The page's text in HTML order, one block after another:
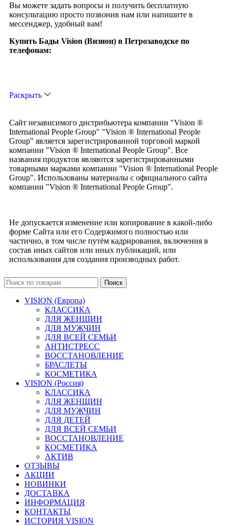
Вы можете задать вопросы и получить бесплатную
консультацию просто позвонив нам или напишите в
мессенджер, удобный вам!
Купить Бады Vision (Визион) в Петрозаводске по
телефонам:
Раскрыть
Сайт независимого дистрибьютера компании "Vision ®
International People Group" "Vision ® International People
Group" является зарегистрированной торговой маркой
компании "Vision ® International People Group". Все
названия продуктов являются зарегистрированными
товарными марками компании "Vision ® International People
Group". Использованы материалы с официального сайта
компании "Vision ® International People Group".
Не допускается изменение или копирование в какой-либо
форме Сайта или его Содержимого полностью или
частично, в том числе путём кадрирования, включения в
состав иных сайтов или иных публикаций, или
использования для создания производных работ.
Поиск
VISION (Европа)
КЛАССИКА
ДЛЯ ЖЕНЩИН
ДЛЯ МУЖЧИН
ДЛЯ ВСЕЙ СЕМЬИ
АНТИСТРЕСС
ВОССТАНОВЛЕНИЕ
БРАСЛЕТЫ
КОСМЕТИКА
VISION (Россия)
КЛАССИКА
ДЛЯ ЖЕНЩИН
ДЛЯ МУЖЧИН
ДЛЯ ДЕТЕЙ
ДЛЯ ВСЕЙ СЕМЬИ
ВОССТАНОВЛЕНИЕ
КОСМЕТИКА
АКТИВ
ОТЗЫВЫ
АКЦИИ
НОВИНКИ
ДОСТАВКА
ИНФОРМАЦИЯ
КОНТАКТЫ
ИСТОРИЯ VISION